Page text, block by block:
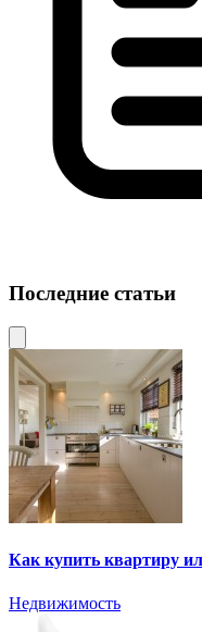
Последние статьи
Как купить квартиру
Недвижимость